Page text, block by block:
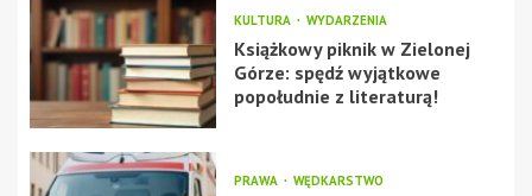
KULTURA WYDARZENIA
Książkowy piknik w Zielonej
Górze: spędź wyjątkowe
popołudnie z literaturą!
PRAWA WĘDKARSTWO